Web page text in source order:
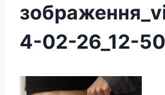
4-02-26_12-